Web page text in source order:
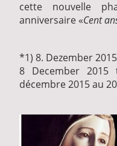
cette nouvelle
anniversaire «Cent
*1) 8. Dezember
8 December
décembre 2015 au